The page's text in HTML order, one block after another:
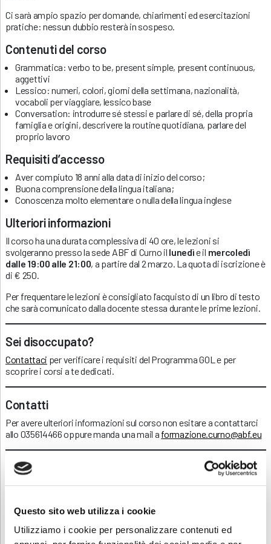
Questo sito web utilizza i cookie
Utilizziamo i cookie per personalizzare contenuti ed
Ci sarà ampio spazio per domande, chiarimenti ed esercitazioni
pratiche: nessun dubbio resterà in sospeso.
Contenuti del corso
Grammatica: verbo to be, present simple, present continuous,
aggettivi
Lessico: numeri, colori, giorni della settimana, nazionalità,
vocaboli per viaggiare, lessico base
Conversation: introdurre sé stessi e parlare di sé, della propria
famiglia e origini, descrivere la routine quotidiana, parlare del
proprio lavoro
Requisiti d’accesso
Aver compiuto 18 anni alla data di inizio del corso;
Buona comprensione della lingua italiana;
Conoscenza molto elementare o nulla della lingua inglese
Ulteriori informazioni
Il corso ha una durata complessiva di 40 ore, le lezioni si
svolgeranno presso la sede ABF di Curno il lunedìe il mercoledì
dalle 19:00 alle 21:00, a partire dal 2 marzo. La quota di iscrizione è
di € 250.
Per frequentare le lezioni è consigliato l’acquisto di un libro di testo
che sarà comunicato dalla docente stessa durante le prime lezioni.
Sei disoccupato?
Contattaci per verificare i requisiti del Programma GOL e per
scoprire i corsi a te dedicati.
Contatti
Per avere ulteriori informazioni sul corso non esitare a contattarci
allo 035614466 oppure manda una mail a formazione.curno@abf.eu
Scarica e condividi la locandina